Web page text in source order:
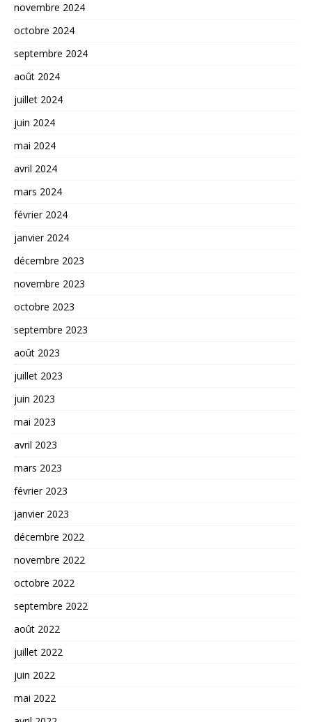
novembre 2024
octobre 2024
septembre 2024
août 2024
juillet 2024
juin 2024
mai 2024
avril 2024
mars 2024
février 2024
janvier 2024
décembre 2023
novembre 2023
octobre 2023
septembre 2023
août 2023
juillet 2023
juin 2023
mai 2023
avril 2023
mars 2023
février 2023
janvier 2023
décembre 2022
novembre 2022
octobre 2022
septembre 2022
août 2022
juillet 2022
juin 2022
mai 2022